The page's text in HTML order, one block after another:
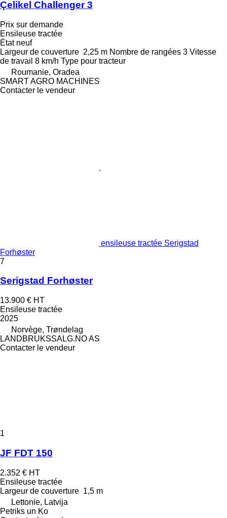
Çelikel Challenger 3
Prix sur demande
Ensileuse tractée
Étatneuf
Largeur de couverture 2,25 m Nombre de rangées 3 Vitesse
de travail 8 km/h Type pour tracteur
Roumanie, Oradea
SMART AGRO MACHINES
Contacter le vendeur
ensileuse tractée Serigstad
Forhøster
7
Serigstad Forhøster
13.900 € HT
Ensileuse tractée
2025
Norvège, Trøndelag
LANDBRUKSSALG.NO AS
Contacter le vendeur
1
JF FDT 150
2.352 € HT
Ensileuse tractée
Largeur de couverture 1,5 m
Lettonie, Latvija
Petriks un Ko